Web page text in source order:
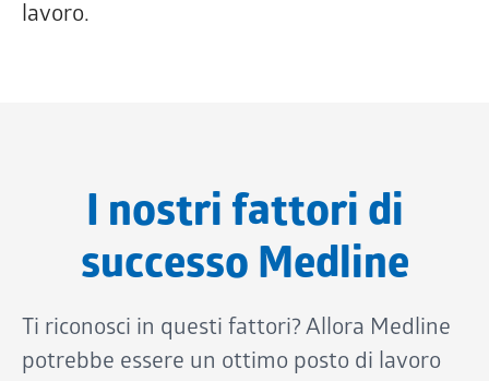
lavoro.
I nostri fattori di
successo Medline
Ti riconosci in questi fattori? Allora Medline
potrebbe essere un ottimo posto di lavoro